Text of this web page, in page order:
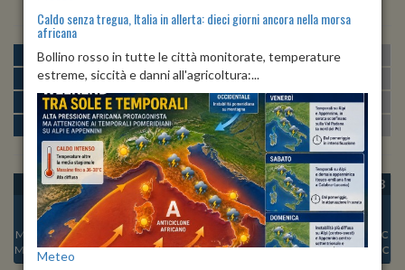
MATTINA min:22º max:28º U:56%
POMERIGGIO min:28º max:30º
SERA min: 25º max:31º U:66%-87%
NOTTE min:22º max:25º U:82%
OGGI
Min:
22°C
Max:25°C
SAB 08
Min:
22°C
Max:25°C
DOM 09
Min:21°C
Max:24°C
LUN 10
Min:22°C
Max:25°C
MAR 11
Min:
23°C
Max:27°C
MER 12
Min:23°C
Max:27°C
GIO 13
Min:
23°C
Max:27°C
Caldo senza tregua, Italia in allerta: dieci giorni ancora nella morsa
africana
Bollino rosso in tutte le città monitorate, temperature
estreme, siccità e danni all'agricoltura:...
Meteo